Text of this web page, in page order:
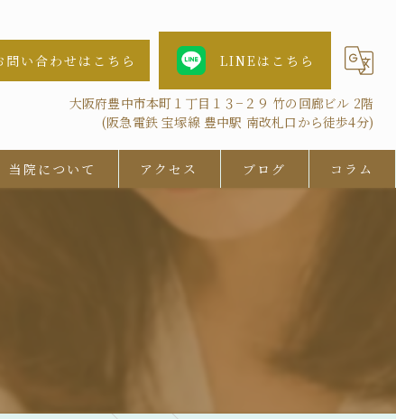
問い合わせはこちら LINEはこちら
大阪府豊中市本町１丁目１３−２９ 竹の回廊ビル 2階
(阪急電鉄 宝塚線 豊中駅 南改札口から徒歩4分)
当院について
ツボ
アクセス ブログ コラム